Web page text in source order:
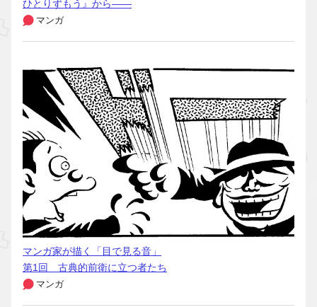
ひとりずもう』から――
マンガ
マンガ家が描く「目で見る音」
第1回 古典的前衛に立つ者たち
マンガ